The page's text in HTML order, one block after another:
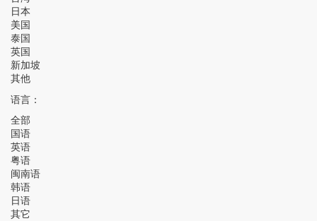
日本
美国
泰国
英国
新加坡
其他
语言：
全部
国语
英语
粤语
闽南语
韩语
日语
其它